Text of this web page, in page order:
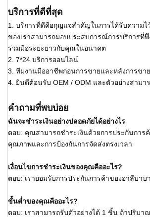
บริการที่ดีที่สุด
1. บริการที่ดีคือกุญแจสำคัญในการได้รับความไ
ของเราสามารถมอบประสบการณ์การบริการ
ร่วมมือระยะยาวกับคุณในอนาคต
2. 7*24 บริการออนไลน์
3. ทีมงานมืออาชีพก่อนการขายและหลังการขา
4. ยินดีต้อนรับ OEM / ODM และตัวอย่างสามา
คำถามที่พบบ่อย
ฉันจะชำระเงินอย่างปลอดภัยได้อย่างไร
ตอบ: คุณสามารถชำระเงินด้วยการประกันการ
คุณภาพและการป้องกันการจัดส่งตรงเวลา
เงื่อนไขการชำระเงินของคุณคืออะไร?
ตอบ: เรายอมรับการประกันการค้าของอาลีบาบ
ขั้นต่ำของคุณคืออะไร?
ตอบ: เราสามารถรับตัวอย่างได้ 1 ชิ้น ถ้าปริม